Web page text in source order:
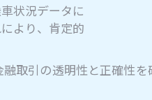
状況データに
より、肯定的
取引の透明性と正確性